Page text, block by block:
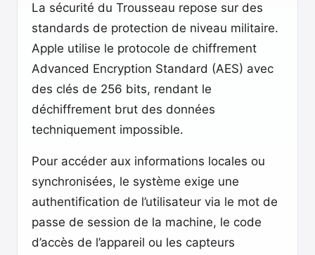
La sécurité du Trousseau repose sur des
standards de protection de niveau militaire.
Apple utilise le protocole de chiffrement
Advanced Encryption Standard (AES) avec
des clés de 256 bits, rendant le
déchiffrement brut des données
techniquement impossible.
Pour accéder aux informations locales ou
synchronisées, le système exige une
authentification de l’utilisateur via le mot de
passe de session de la machine, le code
d’accès de l’appareil ou les capteurs